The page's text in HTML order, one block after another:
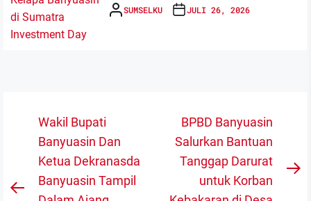
SUMSELKU JULI 26, 2026
Navigasi
pos
Wakil Bupati
Banyuasin Dan
Ketua Dekranasda
Banyuasin Tampil
BPBD Banyuasin
Salurkan Bantuan
Tanggap Darurat
untuk Korban